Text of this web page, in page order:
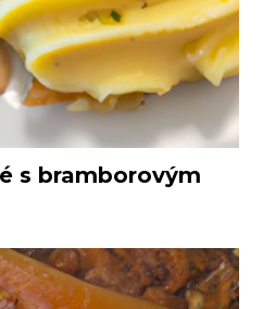
s bramborovým